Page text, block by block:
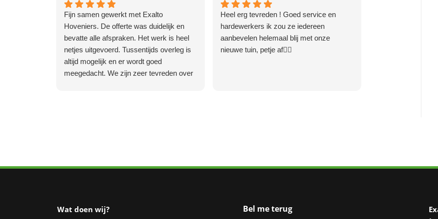
Fijn samen gewerkt met Exalto
Hoveniers. De offerte was duidelijk en
bevatte alle afspraken. Het werk is heel
netjes uitgevoerd. Tussentijds overleg is
altijd mogelijk en er wordt goed
meegedacht. We zijn zeer tevreden over
Heel erg tevreden ! Goed service en
hardewerkers ik zou ze iedereen
aanbevelen helemaal blij met onze
nieuwe tuin, petje af👌🏻
Wat doen wij? Bel me terug